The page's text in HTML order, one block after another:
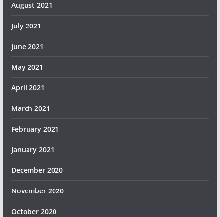
August 2021
July 2021
June 2021
May 2021
April 2021
March 2021
February 2021
January 2021
December 2020
November 2020
October 2020